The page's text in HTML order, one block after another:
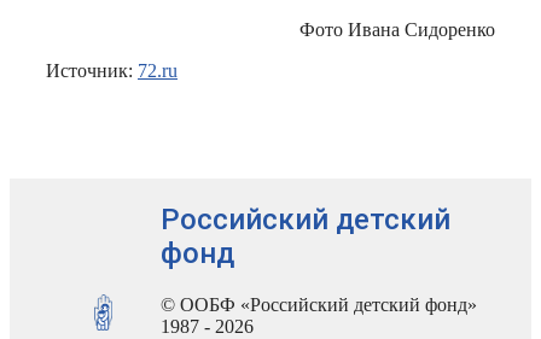
Фото Ивана Сидоренко
Источник: 72.ru
Российский детский
фонд
© ООБФ «Российский детский фонд»
1987 - 2026